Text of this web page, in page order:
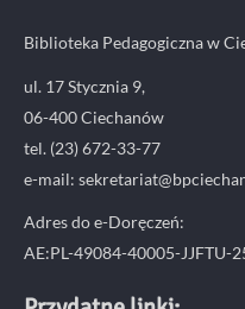
Biblioteka Pedagogiczna w
ul. 17 Stycznia 9,
06-400 Ciechanów
tel. (23) 672-33-77
e-mail:
Adres do e-Doręczeń:
AE:PL-49084-40005-JJFTU-